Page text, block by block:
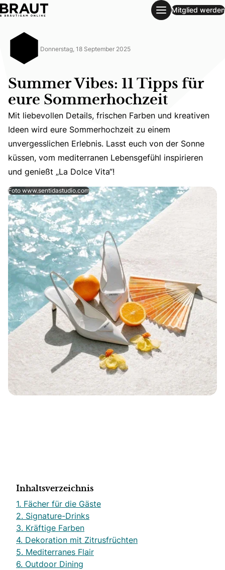
Summer Vibes: 11 Tipps für eure Sommerhochzeit
Mitglied werden
Donnerstag, 18 September 2025
Summer Vibes: 11 Tipps für
eure Sommerhochzeit
Mit liebevollen Details, frischen Farben und kreativen
Mit liebevollen Details, frischen Farben und kreativen
Ideen wird eure Sommerhochzeit zu einem
unvergesslichen Erlebnis. Lasst euch von der Sonne
küssen, vom mediterranen Lebensgefühl inspirieren
und genießt „La Dolce Vita“!
Foto www.sentidastudio.com
Inhaltsverzeichnis
1. Fächer für die Gäste
2. Signature-Drinks
3. Kräftige Farben
4. Dekoration mit Zitrusfrüchten
5. Mediterranes Flair
6. Outdoor Dining